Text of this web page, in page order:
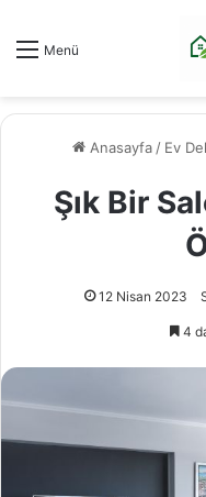
Menü
Anasayfa / Ev
Şık Bir
12 Nisan 2023
4